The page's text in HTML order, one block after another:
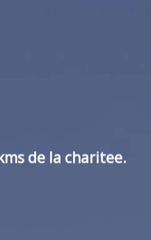
de la charitee.